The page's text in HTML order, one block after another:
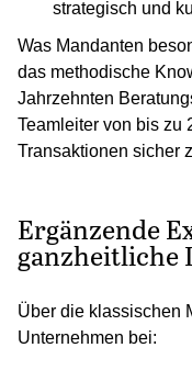
strategisch und
Was Mandanten
das methodische
Jahrzehnten
Teamleiter von bis zu
Transaktionen sicher
Ergänzende
ganzheitliche
Über die klassischen
Unternehmen bei: